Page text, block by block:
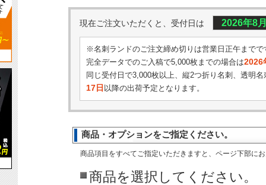
現在ご注文いただくと、受付日は 2026年8
※名刺ランドのご注文締め切りは営業日正午までで
完全データでのご入稿で5,000枚までの場合は2026
同じ受付日で3,000枚以上、縦2つ折り名刺、透明名
17日 以降の出荷予定となります。
商品・オプションをご指定ください。
商品項目をすべてご指定いただきますと、ページ下部に
商品を選択してください。